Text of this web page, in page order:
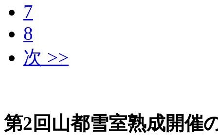
7
8
次 >>
第2回山都雪室熟成開催